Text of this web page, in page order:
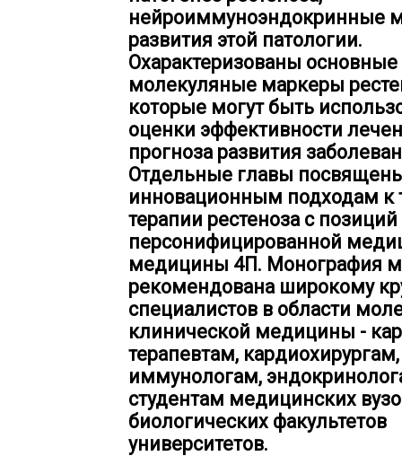
нейроиммуноэндокринные
развития этой патологии.
Охарактеризованы основные
молекуляные маркеры
которые могут быть
оценки эффективности
прогноза развития
Отдельные главы
инновационным подходам к
терапии рестеноза с позиций
персонифицированной
медицины 4П. Монография
рекомендована широкому
специалистов в области
клинической медицины -
терапевтам,
иммунологам,
студентам медицинских
биологических факультетов
университетов.